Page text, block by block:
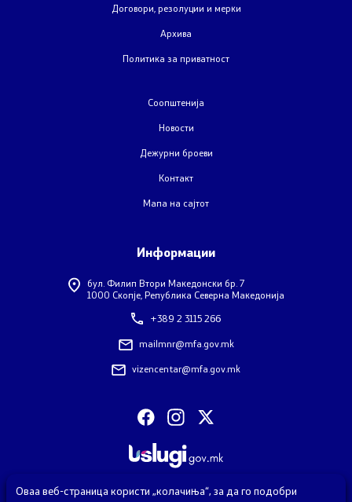
Дежурни броеви
Анкета - Дијаспора
ЧПП - Често поставувани прашања
Изјава за пристапност
Договори, резолуции и мерки
Архива
Политика за приватност
Соопштенија
Новости
Дежурни броеви
Контакт
Мапа на сајтот
Информации
бул. Филип Втори Македонски бр. 7
1000 Скопје, Република Северна Македонија
+389 2 3115 266
mailmnr@mfa.gov.mk
vizencentar@mfa.gov.mk
Оваа веб-страница користи „колачиња“, за да го подобри